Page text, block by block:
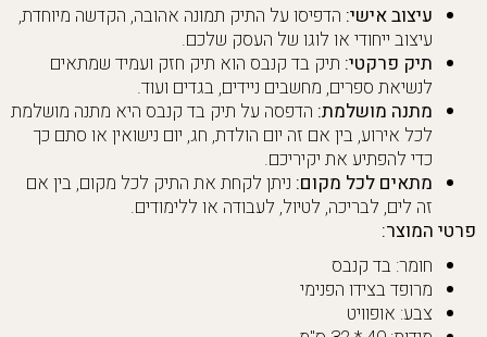
עיצוב אישי: הדפיסו על התיק תמונה אהובה, הקדשה מיוחדת,
עיצוב ייחודי או לוגו של העסק שלכם.
תיק פרקטי: תיק בד קנבס הוא תיק חזק ועמיד שמתאים
לנשיאת ספרים, מחשבים ניידים, בגדים ועוד.
מתנה מושלמת: הדפסה על תיק בד קנבס היא מתנה מושלמת
לכל אירוע, בין אם זה יום הולדת, חג, יום נישואין או סתם כך
כדי להפתיע את יקיריכם.
מתאים לכל מקום: ניתן לקחת את התיק לכל מקום, בין אם
זה לים, לבריכה, לטיול, לעבודה או ללימודים.
פרטי המוצר:
חומר: בד קנבס
מרופד בצידו הפנימי
צבע: אופוויט